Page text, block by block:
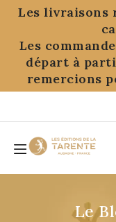
Les livraisons
Les
départ à
remercions
Le
Panneau de gestion